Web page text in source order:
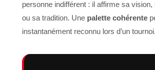
personne indifférent : il affirme sa
ou sa tradition. Une palette cohérente
instantanément reconnu lors d’un tournoi.